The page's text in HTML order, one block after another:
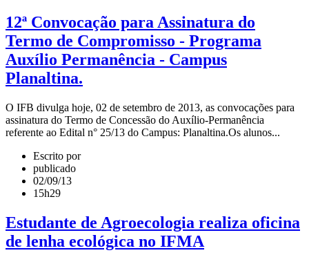
12ª Convocação para Assinatura do
Termo de Compromisso - Programa
Auxílio Permanência - Campus
Planaltina.
O IFB divulga hoje, 02 de setembro de 2013, as convocações para
assinatura do Termo de Concessão do Auxílio-Permanência
referente ao Edital n° 25/13 do Campus: Planaltina.Os alunos...
Escrito por
publicado
02/09/13
15h29
Estudante de Agroecologia realiza oficina
de lenha ecológica no IFMA